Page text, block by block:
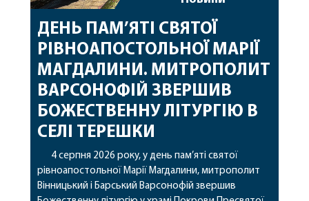
ДЕНЬ ПАМ’ЯТІ СВЯТОЇ
РІВНОАПОСТОЛЬНОЇ МАРІЇ
МАГДАЛИНИ. МИТРОПОЛИТ
ВАРСОНОФІЙ ЗВЕРШИВ
БОЖЕСТВЕННУ ЛІТУРГІЮ В
СЕЛІ ТЕРЕШКИ
4 серпня 2026 року, у день пам’яті святої
рівноапостольної Марії Магдалини, митрополит
Вінницький і Барський Варсонофій звершив